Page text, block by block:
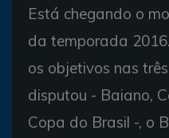
Está chegando o
da temporada
os objetivos nas
disputou - Baiano,
Copa do Brasil -, o